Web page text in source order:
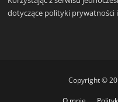
dotyczące polityki prywatności
Copyright ©